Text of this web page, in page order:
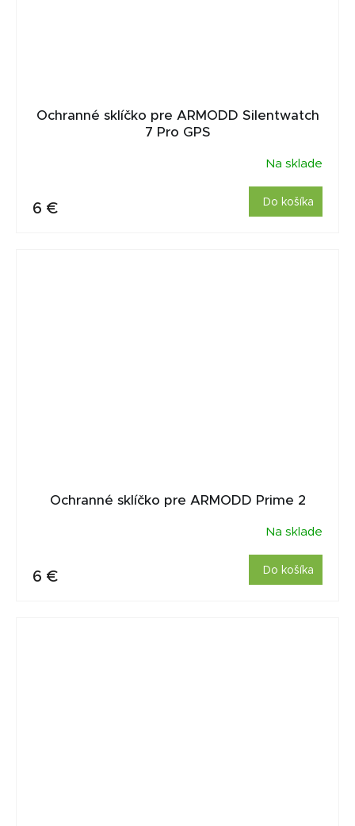
Ochranné sklíčko pre ARMODD Silentwatch
7 Pro GPS
Na sklade
6 € Do košíka
Ochranné sklíčko pre ARMODD Prime 2
Na sklade
6 € Do košíka